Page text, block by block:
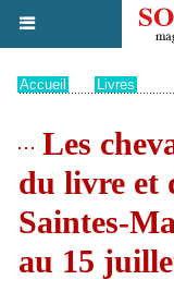
Accueil Livres
Les
du livre et
Saintes-
au 15